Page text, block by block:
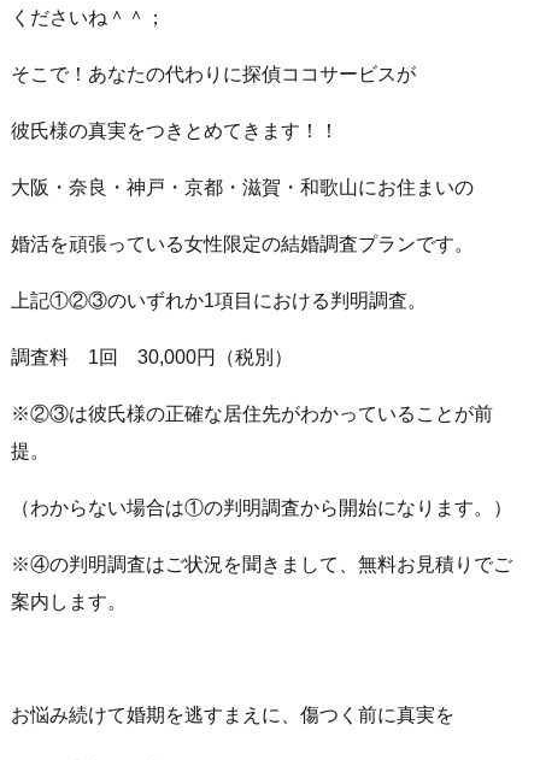
くださいね＾＾；
そこで！あなたの代わりに探偵ココサービスが
彼氏様の真実をつきとめてきます！！
大阪・奈良・神戸・京都・滋賀・和歌山にお住まいの
婚活を頑張っている女性限定の結婚調査プランです。
上記①②③のいずれか1項目における判明調査。
調査料 1回 30,000円（税別）
※②③は彼氏様の正確な居住先がわかっていることが前
提。
（わからない場合は①の判明調査から開始になります。）
※④の判明調査はご状況を聞きまして、無料お見積りでご
案内します。
お悩み続けて婚期を逃すまえに、傷つく前に真実を